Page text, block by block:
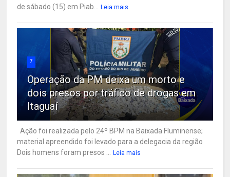
de sábado (15) em Piab... Leia mais
7
Operação da PM deixa um morto e
dois presos por tráfico de drogas em
Itaguaí
Ação foi realizada pelo 24º BPM na Baixada Fluminense;
material apreendido foi levado para a delegacia da região
Dois homens foram presos ... Leia mais